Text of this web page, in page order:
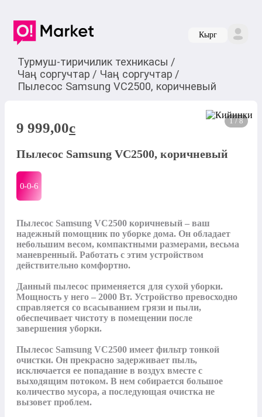
Кырг
Турмуш-тиричилик техникасы /
Чаң соргучтар / Чаң соргучтар /
Пылесос Samsung VC2500, коричневый
1 / 8
9 999,00c
Пылесос Samsung VC2500, коричневый
0-0-6
Пылесос Samsung VC2500 коричневый – ваш
надежный помощник по уборке дома. Он обладает
небольшим весом, компактными размерами, весьма
маневренный. Работать с этим устройством
действительно комфортно.
Данный пылесос применяется для сухой уборки.
Мощность у него – 2000 Вт. Устройство превосходно
справляется со всасыванием грязи и пыли,
обеспечивает чистоту в помещении после
завершения уборки.
Пылесос Samsung VC2500 имеет фильтр тонкой
очистки. Он прекрасно задерживает пыль,
исключается ее попадание в воздух вместе с
выходящим потоком. В нем собирается большое
количество мусора, а последующая очистка не
вызовет проблем.